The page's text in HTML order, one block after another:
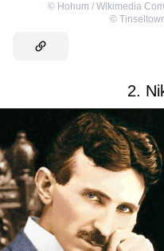
© Hohum / Wikimedia
©
2.